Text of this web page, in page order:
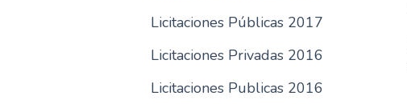
Licitaciones Públicas 2017
Licitaciones Privadas 2016
Licitaciones Publicas 2016